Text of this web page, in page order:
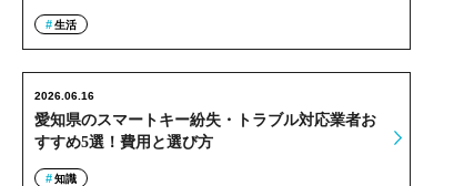
生活
愛知県のスマートキー紛失・トラブル対応業者お
すすめ5選！費用と選び方
2026.06.16
知識